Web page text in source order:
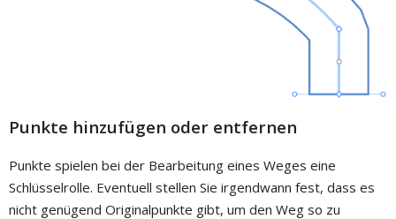
Punkte hinzufügen oder entfernen
Punkte spielen bei der Bearbeitung eines Weges eine
Schlüsselrolle. Eventuell stellen Sie irgendwann fest, dass es
nicht genügend Originalpunkte gibt, um den Weg so zu